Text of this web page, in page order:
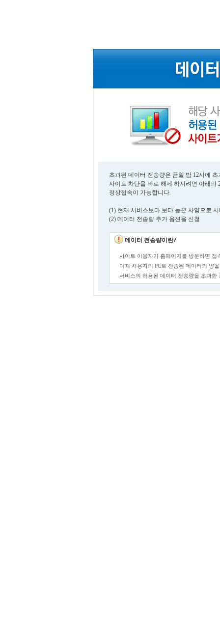
초과된 데이터 전송량은 금일 밤 12시에
사이트 차단을 바로 해제 하시려면 아래의
정상접속이 가능합니다.
(1) 현재 서비스보다 보다 높은 사양으로
(2) 데이터 전송량 추가 옵션을 신청
데이터 전송량이란?
사이트 이용자가 홈페이지를 방문하면 접
이때 사용자의 PC로 전송된 데이터의 양
서비스의 허용된 데이터 전송량을 초과